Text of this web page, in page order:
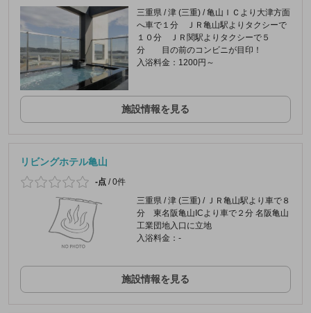
三重県 / 津 (三重) / 亀山ＩＣより大津方面
へ車で１分 ＪＲ亀山駅よりタクシーで
１０分 ＪＲ関駅よりタクシーで５
分 目の前のコンビニが目印！
入浴料金：1200円～
施設情報を見る
リビングホテル亀山
-点 /0件
三重県 / 津 (三重) / ＪＲ亀山駅より車で８
分 東名阪亀山ICより車で２分 名阪亀山
工業団地入口に立地
入浴料金：-
施設情報を見る